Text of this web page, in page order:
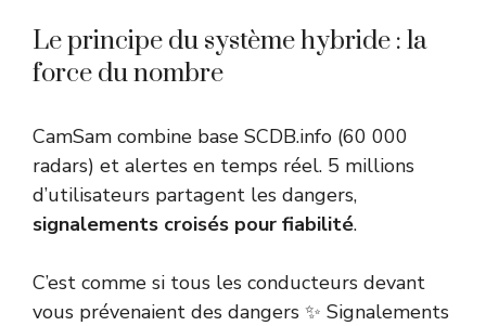
Le principe du système hybride : la
force du nombre
CamSam combine base SCDB.info (60 000
radars) et alertes en temps réel. 5 millions
d’utilisateurs partagent les dangers,
signalements croisés pour fiabilité.
C’est comme si tous les conducteurs devant
vous prévenaient des dangers ✨ Signalements